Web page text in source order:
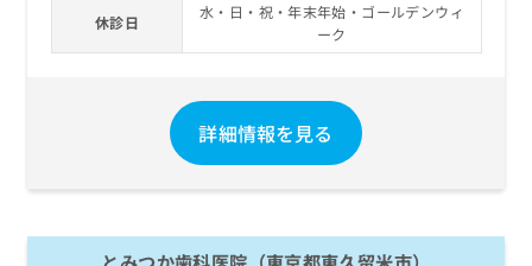
休診日
水・日・祝・年末年始・ゴールデンウィ
ーク
詳細情報を見る